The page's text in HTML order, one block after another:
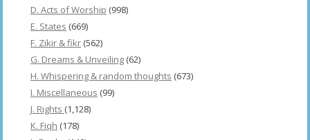
D. Acts of Worship (998)
E. States (669)
F. Zikir & fikr (562)
G. Dreams & Unveiling (62)
H. Whispering & random thoughts (673)
I. Miscellaneous (99)
J. Rights (1,128)
K. Fiqh (178)